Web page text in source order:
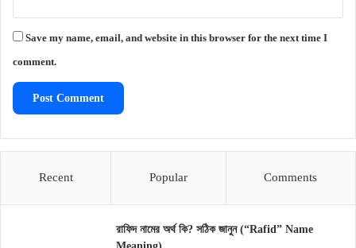
Save my name, email, and website in this browser for the next time I
comment.
Recent Popular Comments
রাফিদ নামের অর্থ কি? সঠিক জানুন (“Rafid” Name